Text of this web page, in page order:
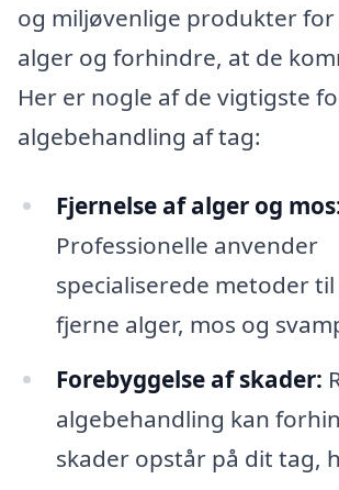
og miljøvenlige produkter
alger og forhindre, at de
Her er nogle af de vigtigste
algebehandling af tag:
Fjernelse af alger og
Professionelle anvender
specialiserede metoder
fjerne alger, mos og
Forebyggelse af skader:
algebehandling kan
skader opstår på dit tag,